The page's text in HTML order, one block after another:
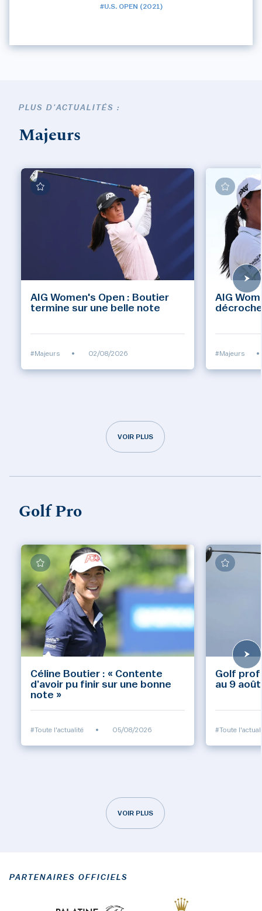
#U.S. OPEN (2021)
PLUS D'ACTUALITÉS :
Majeurs
AIG Women's Open : Boutier
termine sur une belle note
#Majeurs • 02/08/2026
AIG
décroche
#Majeurs •
VOIR PLUS
Golf Pro
Céline Boutier : « Contente
d’avoir pu finir sur une bonne
note »
#Toute l'actualité • 05/08/2026
Golf
au 9 août
#Toute
VOIR PLUS
PARTENAIRES OFFICIELS